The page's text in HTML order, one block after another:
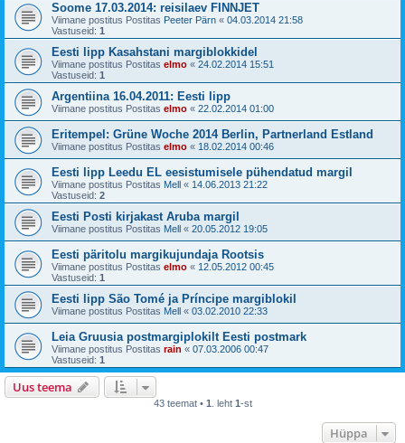
Soome 17.03.2014: reisilaev FINNJET
Viimane postitus Postitas Peeter Pärn « 04.03.2014 21:58
Vastuseid: 1
Eesti lipp Kasahstani margiblokkidel
Viimane postitus Postitas elmo « 24.02.2014 15:51
Vastuseid: 1
Argentiina 16.04.2011: Eesti lipp
Viimane postitus Postitas elmo « 22.02.2014 01:00
Eritempel: Grüne Woche 2014 Berlin, Partnerland Estland
Viimane postitus Postitas elmo « 18.02.2014 00:46
Eesti lipp Leedu EL eesistumisele pühendatud margil
Viimane postitus Postitas Mell « 14.06.2013 21:22
Vastuseid: 2
Eesti Posti kirjakast Aruba margil
Viimane postitus Postitas Mell « 20.05.2012 19:05
Eesti päritolu margikujundaja Rootsis
Viimane postitus Postitas elmo « 12.05.2012 00:45
Vastuseid: 1
Eesti lipp São Tomé ja Príncipe margiblokil
Viimane postitus Postitas Mell « 03.02.2010 22:33
Leia Gruusia postmargiplokilt Eesti postmark
Viimane postitus Postitas rain « 07.03.2006 00:47
Vastuseid: 1
Uus teema
43 teemat • 1 . leht 1-st
Hüppa